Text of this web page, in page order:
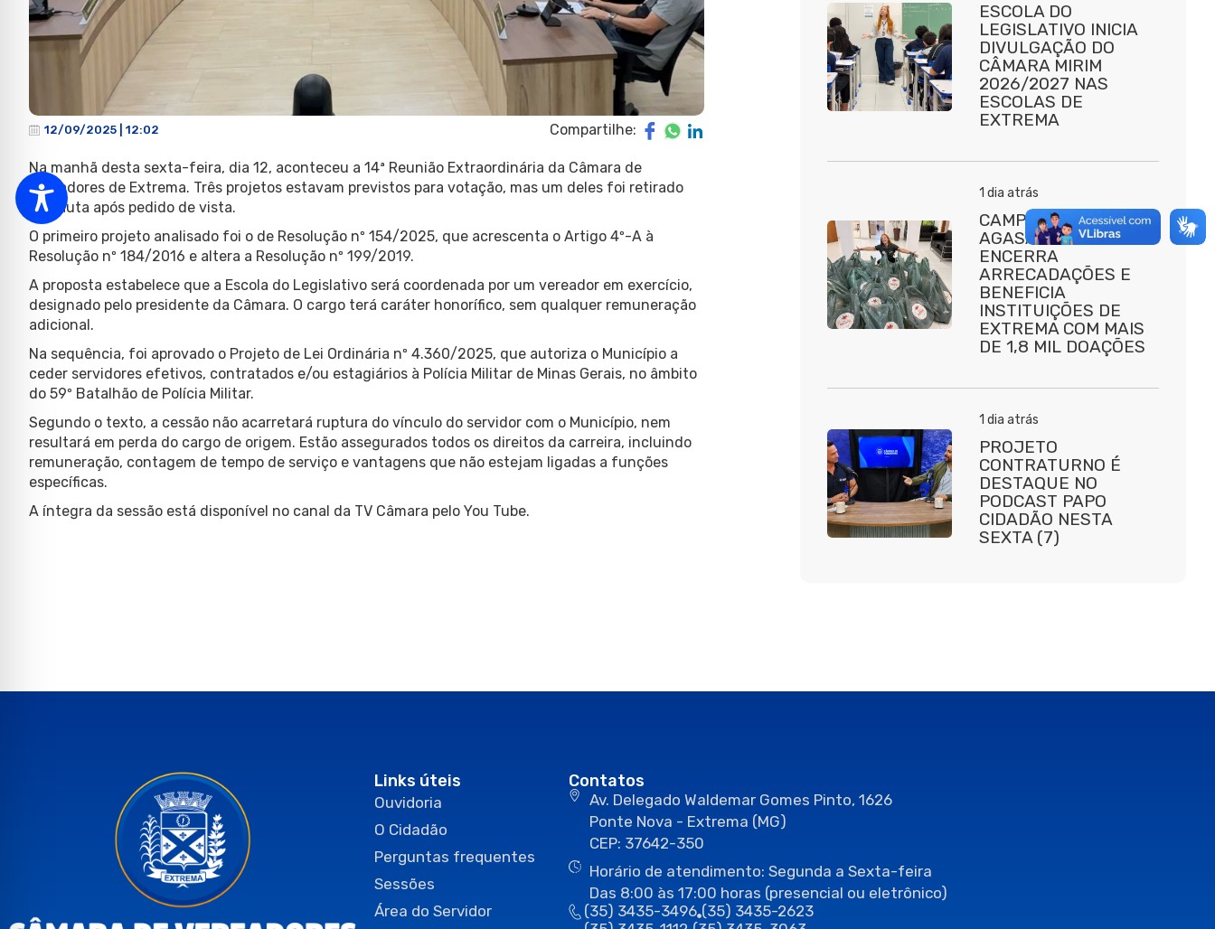
12/09/2025 | 12:02 Compartilhe:
Na manhã desta sexta-feira, dia 12, aconteceu a 14ª Reunião Extraordinária da Câmara de
Vereadores de Extrema. Três projetos estavam previstos para votação, mas um deles foi retirado
de pauta após pedido de vista.
O primeiro projeto analisado foi o de Resolução nº 154/2025, que acrescenta o Artigo 4º-A à
Resolução nº 184/2016 e altera a Resolução nº 199/2019.
A proposta estabelece que a Escola do Legislativo será coordenada por um vereador em exercício,
designado pelo presidente da Câmara. O cargo terá caráter honorífico, sem qualquer remuneração
adicional.
Na sequência, foi aprovado o Projeto de Lei Ordinária nº 4.360/2025, que autoriza o Município a
ceder servidores efetivos, contratados e/ou estagiários à Polícia Militar de Minas Gerais, no âmbito
do 59º Batalhão de Polícia Militar.
Segundo o texto, a cessão não acarretará ruptura do vínculo do servidor com o Município, nem
resultará em perda do cargo de origem. Estão assegurados todos os direitos da carreira, incluindo
remuneração, contagem de tempo de serviço e vantagens que não estejam ligadas a funções
específicas.
A íntegra da sessão está disponível no canal da TV Câmara pelo You Tube.
ESCOLA DO
LEGISLATIVO INICIA
DIVULGAÇÃO DO
CÂMARA MIRIM
2026/2027 NAS
ESCOLAS DE
EXTREMA
1 dia atrás
CAMPANHA DO
AGASALHO 2026
ENCERRA
ARRECADAÇÕES E
BENEFICIA
INSTITUIÇÕES DE
EXTREMA COM MAIS
DE 1,8 MIL DOAÇÕES
1 dia atrás
PROJETO
CONTRATURNO É
DESTAQUE NO
PODCAST PAPO
CIDADÃO NESTA
SEXTA (7)
Links úteis
Ouvidoria
O Cidadão
Perguntas frequentes
Sessões
Área do Servidor
Contatos
Av. Delegado Waldemar Gomes Pinto, 1626
Ponte Nova - Extrema (MG)
CEP: 37642-350
Horário de atendimento: Segunda a Sexta-feira
Das 8:00 às 17:00 horas (presencial ou eletrônico)
(35) 3435-3496 (35) 3435-2623